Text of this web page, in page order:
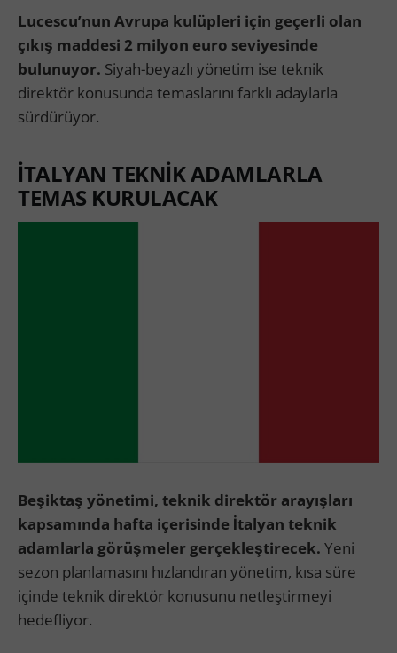
Lucescu’nun Avrupa kulüpleri için geçerli olan
çıkış maddesi 2 milyon euro seviyesinde
bulunuyor. Siyah-beyazlı yönetim ise teknik
direktör konusunda temaslarını farklı adaylarla
sürdürüyor.
İTALYAN TEKNİK ADAMLARLA
TEMAS KURULACAK
Beşiktaş yönetimi, teknik direktör arayışları
kapsamında hafta içerisinde İtalyan teknik
adamlarla görüşmeler gerçekleştirecek. Yeni
sezon planlamasını hızlandıran yönetim, kısa süre
içinde teknik direktör konusunu netleştirmeyi
hedefliyor.